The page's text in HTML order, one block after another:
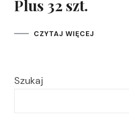
Plus 32 szt.
CZYTAJ WIĘCEJ
Szukaj